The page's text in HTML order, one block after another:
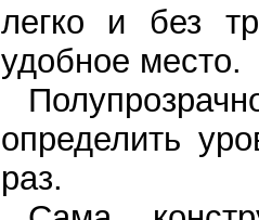
легко и без
удобное место.
определить
раз.